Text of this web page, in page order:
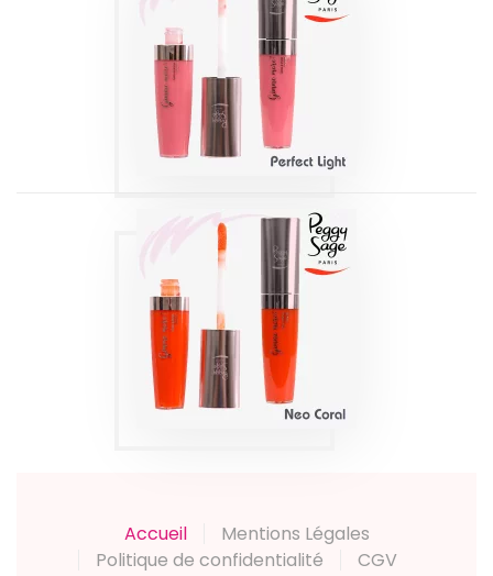
GLOSS À LÈVRES
GIMME MORE ! -
PERFECT LIGHT
7,1ML
Produits
GLOSS À LÈVRES
GIMME MORE ! -
NEO CORAL 7,1ML
Produits
Accueil
Mentions Légales
Politique de confidentialité
CGV